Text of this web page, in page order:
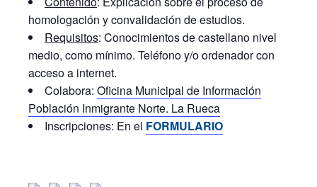
homologación y convalidación de estudios.
Requisitos: Conocimientos de castellano nivel
medio, como mínimo. Teléfono y/o ordenador con
acceso a internet.
Colabora: Oficina Municipal de Información
Población Inmigrante Norte. La Rueca
Inscripciones: En el FORMULARIO